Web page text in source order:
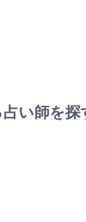
い師を